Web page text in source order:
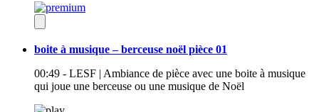
boite à musique – berceuse noël pièce 01
00:49 - LESF | Ambiance de pièce avec une boite à musique
qui joue une berceuse ou une musique de Noël